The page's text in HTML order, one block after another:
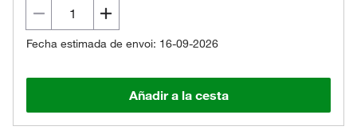
Fecha estimada de envoi: 16-09-2026
Añadir a la cesta